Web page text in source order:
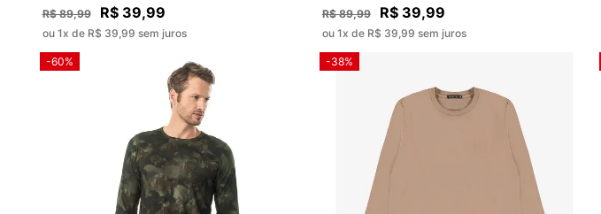
R$ 89,99 R$ 39,99
ou 1x de R$ 39,99 sem juros
R$ 89,99 R$ 39,99
ou 1x de R$ 39,99 sem juros
-60% -38%